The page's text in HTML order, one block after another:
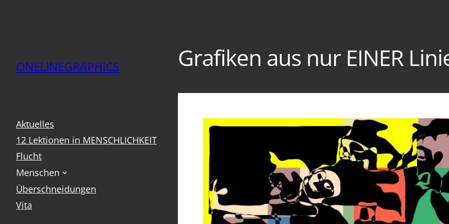
ONELINEGRAPHICS
Aktuelles
12 Lektionen in MENSCHLICHKEIT
Flucht
Menschen
Überschneidungen
Vita
Grafiken aus nur EINER